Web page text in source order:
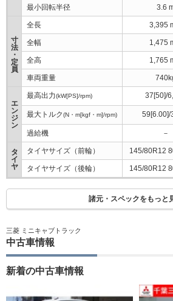
最小回転半径 3.6
寸
法
・
定
員
全長 3,395
全幅 1,475
全高 1,765
車両重量
エ
ン
ジ
ン
最高出力(kW[PS]/rpm) 37[50]/
最大トルク(N・m[kgf・m]/rpm) 59[6.00]/
過給機 －
タ
イ
ヤ
タイヤサイズ（前輪） 145/80R12
タイヤサイズ（後輪） 145/80R12
諸元・スペックをもっと
三菱 ミニキャブトラック
中古車情報
新着の中古車情報